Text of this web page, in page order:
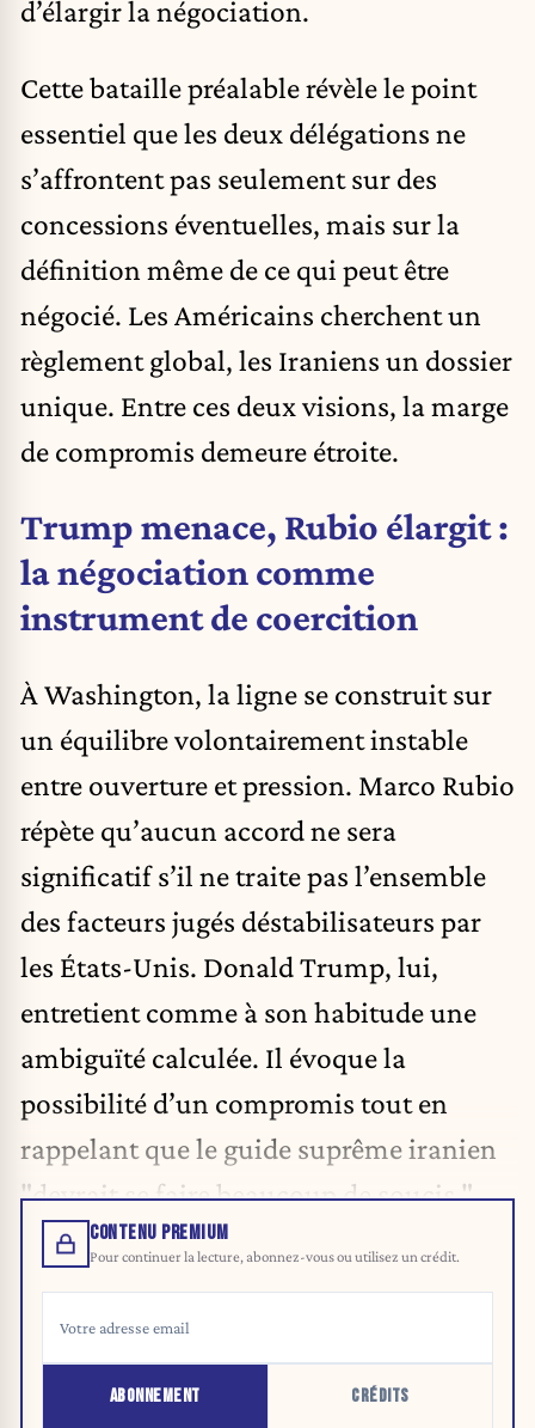
d’élargir la négociation.
Cette bataille préalable révèle le point
essentiel que les deux délégations ne
s’affrontent pas seulement sur des
concessions éventuelles, mais sur la
définition même de ce qui peut être
négocié. Les Américains cherchent un
règlement global, les Iraniens un dossier
unique. Entre ces deux visions, la marge
de compromis demeure étroite.
Trump menace, Rubio élargit :
la négociation comme
instrument de coercition
À Washington, la ligne se construit sur
un équilibre volontairement instable
entre ouverture et pression. Marco Rubio
répète qu’aucun accord ne sera
significatif s’il ne traite pas l’ensemble
des facteurs jugés déstabilisateurs par
les États-Unis. Donald Trump, lui,
entretient comme à son habitude une
ambiguïté calculée. Il évoque la
possibilité d’un compromis tout en
rappelant que le guide suprême iranien
"devrait se faire beaucoup de soucis."
CONTENU PREMIUM
Pour continuer la lecture, abonnez-vous ou utilisez un crédit.
ABONNEMENT CRÉDITS